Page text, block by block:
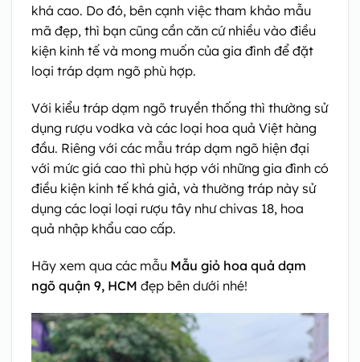
khá cao. Do đó, bên cạnh việc tham khảo mẫu
mã đẹp, thì bạn cũng cần căn cứ nhiều vào điều
kiện kinh tế và mong muốn của gia đình để đặt
loại tráp dạm ngõ phù hợp.
Với kiểu tráp dạm ngõ truyền thống thì thường sử
dụng rượu vodka và các loại hoa quả Việt hàng
đầu. Riêng với các mẫu tráp dạm ngõ hiện đại
với mức giá cao thì phù hợp với những gia đình có
điều kiện kinh tế khá giả, và thường tráp này sử
dụng các loại loại rượu tây như chivas 18, hoa
quả nhập khẩu cao cấp.
Hãy xem qua các mẫu Mẫu giỏ hoa quả dạm
ngõ quận 9, HCM đẹp bên dưới nhé!